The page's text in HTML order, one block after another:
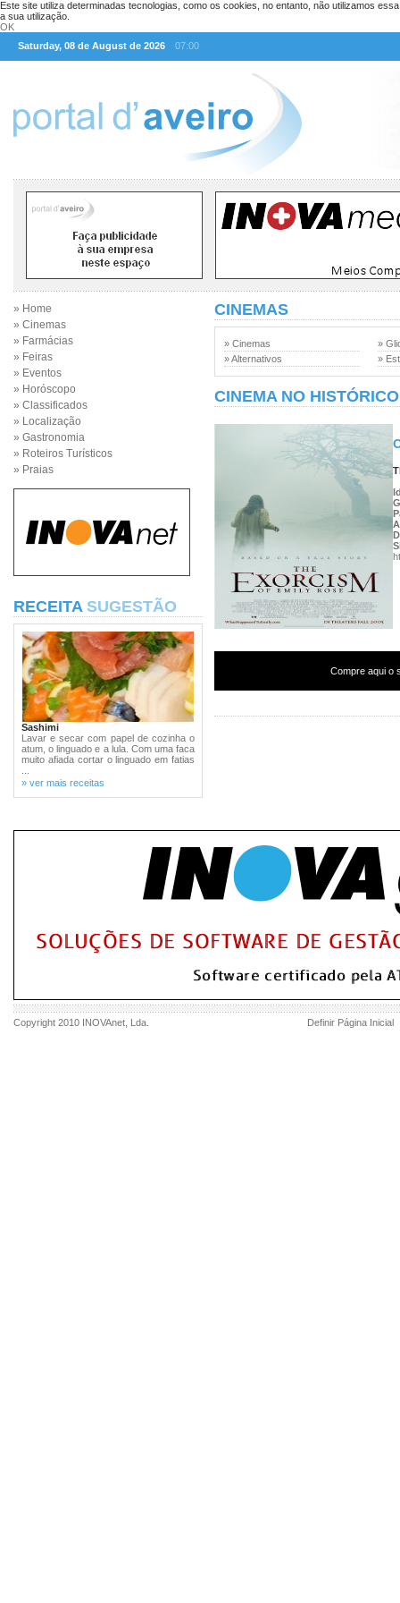
Este site utiliza determinadas tecnologias, como os cookies, no entanto, não utilizamos
a sua utilização.
OK
Saturday, 08 de August de 2026
07:00
» Home
» Cinemas
» Farmácias
» Feiras
» Eventos
» Horóscopo
» Classificados
» Localização
» Gastronomia
» Roteiros Turísticos
» Praias
RECEITA SUGESTÃO
Sashimi
Lavar e secar com papel de cozinha o
atum, o linguado e a lula. Com uma faca
muito afiada cortar o linguado em fatias
» ver mais receitas
CINEMAS
» Cinemas
» Alternativos
»
»
CINEMA NO HISTÓRICO
Compre aqui o
Copyright 2010 INOVAnet , Lda. Definir Página Inicial